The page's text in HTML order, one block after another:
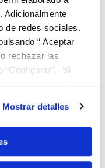
Adicionalmente
de redes sociales.
“ Aceptar
rechazar las
“Configurar”. Si
a rechazar la
web funcione y que
consultar
de Cookies
Mostrar detalles
1394